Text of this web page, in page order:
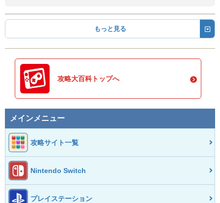
もっと見る
攻略大百科トップへ
メインメニュー
攻略サイト一覧
Nintendo Switch
プレイステーション